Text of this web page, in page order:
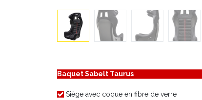
Baquet Sabelt Taurus
Siège avec coque en fibre de verre